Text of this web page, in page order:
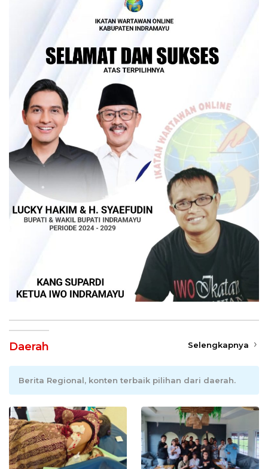
Daerah Selengkapnya
Berita Regional, konten terbaik pilihan dari daerah.